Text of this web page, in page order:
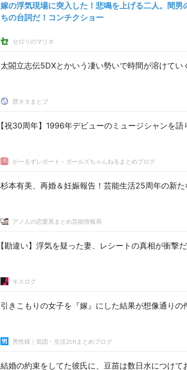
嫁の浮気現場に突入した！悲鳴を上げる二人。間
ちの台詞だ！コンチクショー
セロリのマリネ
太閤立志伝5DXとかいう凄い勢いで時間が溶けてい
歴ネタまとブ
【祝30周年】1996年デビューのミュージシャンを語
がーるずレポート - ガールズちゃんねるまとめブログ
杉本有美、再婚＆妊娠報告！芸能生活25周年の新た
アノ人の恋愛系まとめ芸能情報局
【勘違い】浮気を疑った妻、レシートの真相が衝撃
キスログ
引きこもりの女子を『嫁』にした結果が想像通り
男性様｜気団・生活2chまとめブログ
結婚の約束をしてた彼氏に、豆苗は数日水につけ